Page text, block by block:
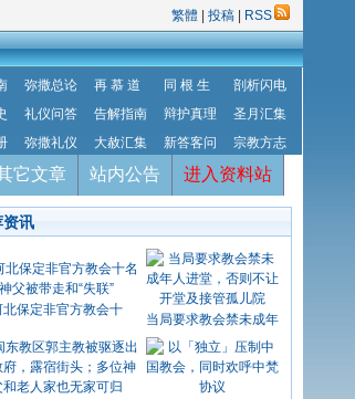
繁體 投稿 RSS
弥撒总论 再 慕 道 同 根 生
剖析闪电
礼仪问答 告解指南 辩护真理
圣月汇集
弥撒礼仪 大赦汇集 新答客问 宗教方志
它文章 站内公告 进入资料站
资讯
北保定非官方教会十
当局要求教会禁未成年